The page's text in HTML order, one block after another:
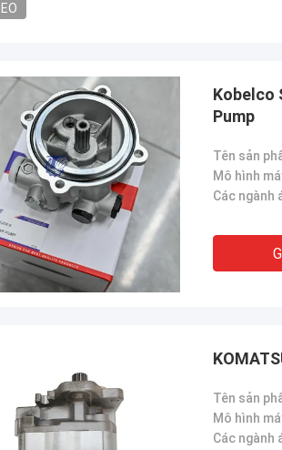
Kobelco
Pump
Tên sản
Tên sản